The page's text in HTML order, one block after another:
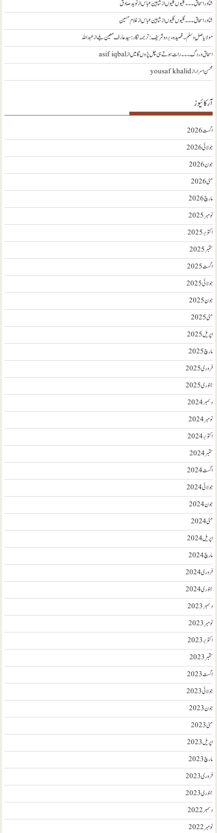
شناور اسحاق ۔۔۔ گلیوں گلیوں از شاہین عباسازنويد صادق
شناور اسحاق ۔۔۔ گلیوں گلیوں از شاہین عباسازغلام حسین
مولا یا صلِ وسلم ۔قصیدہ ء بردہ شریف: ترجمہ نگار : سید عارف معین بلےازعبداللہ
اسحاق وردگ ۔۔۔ رات ہوتے ہی چل پڑوں گا میںازasif iqbal
محسن اسرارازyousaf khalid
آرکائیوز
اگست 2026
جولائی 2026
جون 2026
مئی 2026
مارچ 2026
نومبر 2025
اکتوبر 2025
ستمبر 2025
اگست 2025
جولائی 2025
جون 2025
مئی 2025
اپریل 2025
مارچ 2025
فروری 2025
جنوری 2025
دسمبر 2024
نومبر 2024
اکتوبر 2024
ستمبر 2024
اگست 2024
جولائی 2024
جون 2024
مئی 2024
اپریل 2024
مارچ 2024
فروری 2024
جنوری 2024
دسمبر 2023
نومبر 2023
اکتوبر 2023
ستمبر 2023
اگست 2023
جولائی 2023
جون 2023
مئی 2023
اپریل 2023
مارچ 2023
فروری 2023
جنوری 2023
دسمبر 2022
نومبر 2022